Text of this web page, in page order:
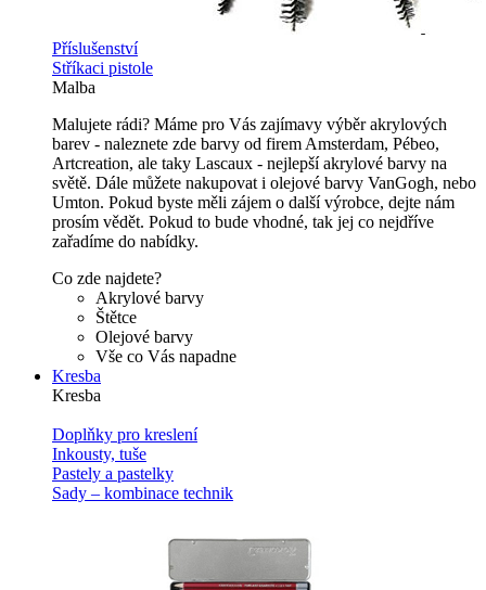
Příslušenství
Stříkaci pistole
Malba
Malujete rádi? Máme pro Vás zajímavy výběr akrylových
barev - naleznete zde barvy od firem Amsterdam, Pébeo,
Artcreation, ale taky Lascaux - nejlepší akrylové barvy na
světě. Dále můžete nakupovat i olejové barvy VanGogh, nebo
Umton. Pokud byste měli zájem o další výrobce, dejte nám
prosím vědět. Pokud to bude vhodné, tak jej co nejdříve
zařadíme do nabídky.
Co zde najdete?
Akrylové barvy
Štětce
Olejové barvy
Vše co Vás napadne
Kresba
Kresba
Doplňky pro kreslení
Inkousty, tuše
Pastely a pastelky
Sady – kombinace technik